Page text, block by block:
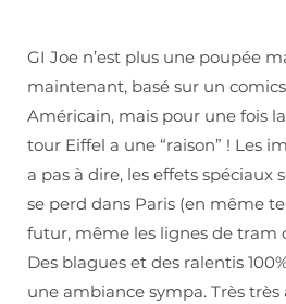
GI Joe n’est plus une poupée
maintenant, basé sur un
Américain, mais pour une fois
tour Eiffel a une “raison” ! Les
a pas à dire, les effets spéciaux
se perd dans Paris (en même
futur, même les lignes de tram
Des blagues et des ralentis
une ambiance sympa. Très